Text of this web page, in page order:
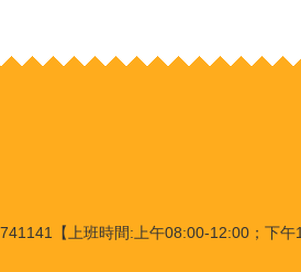
【上班時間:上午08:00-12:00；下午